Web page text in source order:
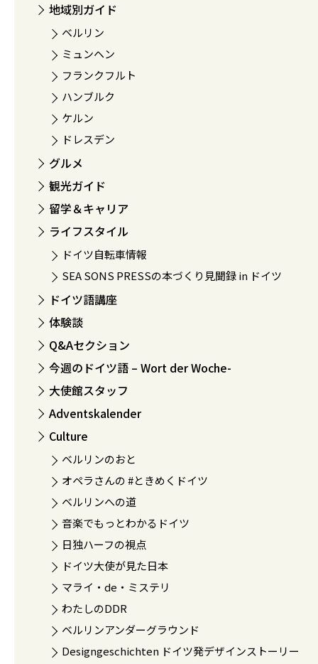
地域別ガイド
ベルリン
ミュンヘン
フランクフルト
ハンブルク
ケルン
ドレスデン
グルメ
観光ガイド
留学＆キャリア
ライフスタイル
ドイツ自転車情報
SEA SONS PRESSの本づくり見聞録 in ドイツ
ドイツ語講座
体験談
Q&Aセクション
今週のドイツ語 – Wort der Woche-
大使館スタッフ
Adventskalender
Culture
ベルリンのおと
オペラさんの #ときめくドイツ
ベルリンへの道
音楽でもっとわかるドイツ
日独ハーフの視点
ドイツ大使が見た日本
マライ・de・ミステリ
わたしのDDR
ベルリンアンダーグラウンド
Designgeschichten ドイツ発デザインストーリー